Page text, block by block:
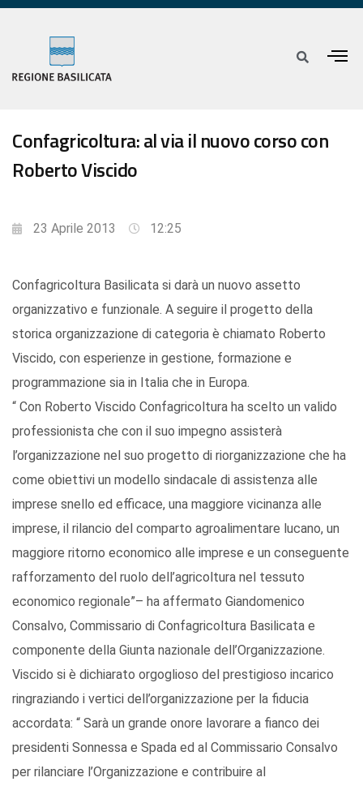
Confagricoltura: al via il nuovo corso con
Roberto Viscido
23 Aprile 2013 12:25
Confagricoltura Basilicata si darà un nuovo assetto
organizzativo e funzionale. A seguire il progetto della
storica organizzazione di categoria è chiamato Roberto
Viscido, con esperienze in gestione, formazione e
programmazione sia in Italia che in Europa.
“ Con Roberto Viscido Confagricoltura ha scelto un valido
professionista che con il suo impegno assisterà
l’organizzazione nel suo progetto di riorganizzazione che ha
come obiettivi un modello sindacale di assistenza alle
imprese snello ed efficace, una maggiore vicinanza alle
imprese, il rilancio del comparto agroalimentare lucano, un
maggiore ritorno economico alle imprese e un conseguente
rafforzamento del ruolo dell’agricoltura nel tessuto
economico regionale”– ha affermato Giandomenico
Consalvo, Commissario di Confagricoltura Basilicata e
componente della Giunta nazionale dell’Organizzazione.
Viscido si è dichiarato orgoglioso del prestigioso incarico
ringraziando i vertici dell’organizzazione per la fiducia
accordata: “ Sarà un grande onore lavorare a fianco dei
presidenti Sonnessa e Spada ed al Commissario Consalvo
per rilanciare l’Organizzazione e contribuire al